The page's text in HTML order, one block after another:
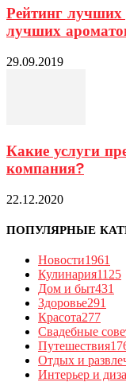
Рейтинг лучших
лучших
29.09.2019
Какие услуги
компания?
22.12.2020
ПОПУЛЯРНЫЕ
Новости1961
Кулинария1125
Дом и быт431
Здоровье291
Красота277
Свадебные
Путешествия
Отдых и
Интерьер и